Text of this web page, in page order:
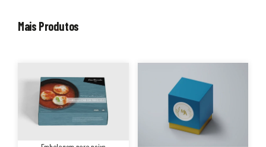
Mais Produtos